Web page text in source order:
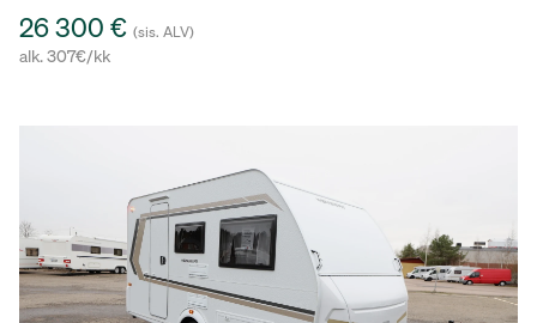
26 300 € (sis. ALV)
alk. 307€/kk